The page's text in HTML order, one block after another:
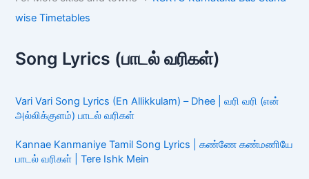
wise Timetables
Song Lyrics (பாடல் வரிகள்)
Vari Vari Song Lyrics (En Allikkulam) – Dhee | வரி வரி (என்
அல்லிக்குளம்) பாடல் வரிகள்
Kannae Kanmaniye Tamil Song Lyrics | கண்ணே கண்மணியே
பாடல் வரிகள் | Tere Ishk Mein